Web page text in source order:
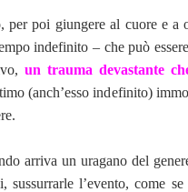
per poi giungere al cuore e a
indefinito – che può
un trauma devastante
(anch’esso indefinito)
arriva un uragano del
l’evento, come